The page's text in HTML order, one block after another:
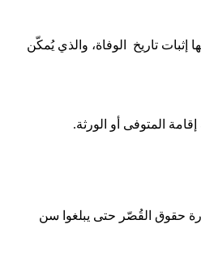
تاريخ الوفاة، والذي يُمكّن
المتوفى أو الورثة.
حقوق القُصّر حتى يبلغوا سن